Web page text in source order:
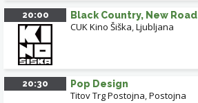
20:00 Black Country, New Road
CUK Kino Šiška,Ljubljana
20:30 Pop Design
Titov Trg Postojna,Postojna